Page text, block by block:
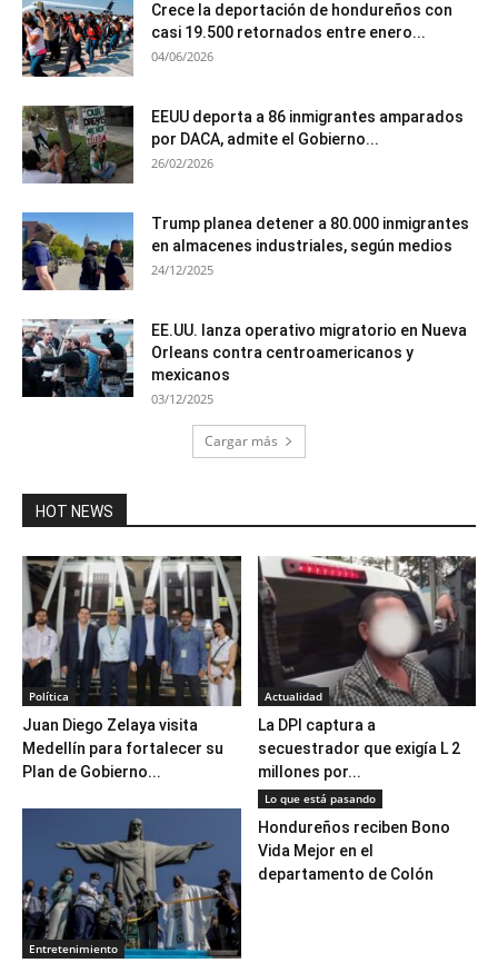
Crece la deportación de hondureños con
casi 19.500 retornados entre enero...
04/06/2026
EEUU deporta a 86 inmigrantes amparados
por DACA, admite el Gobierno...
26/02/2026
Trump planea detener a 80.000 inmigrantes
en almacenes industriales, según medios
24/12/2025
EE.UU. lanza operativo migratorio en Nueva
Orleans contra centroamericanos y
mexicanos
03/12/2025
Cargar más
HOT NEWS
Política
Juan Diego Zelaya visita
Medellín para fortalecer su
Plan de Gobierno...
Actualidad
La DPI captura a
secuestrador que exigía L 2
millones por...
Entretenimiento
Lo que está pasando
Hondureños reciben Bono
Vida Mejor en el
departamento de Colón